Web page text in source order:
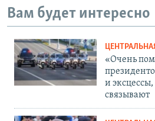
Вам будет интересно
«Очень
и
связывают